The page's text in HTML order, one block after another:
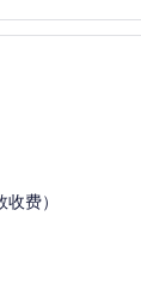
羽绒被、客房内保
费）